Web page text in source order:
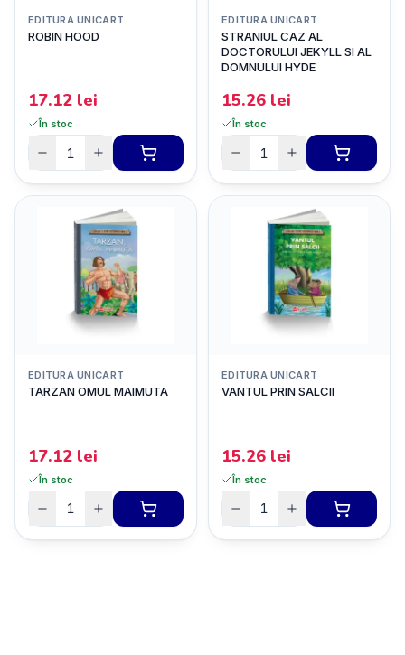
EDITURA UNICART
ROBIN HOOD
17.12 lei
În stoc
EDITURA UNICART
STRANIUL CAZ AL
DOCTORULUI JEKYLL SI AL
DOMNULUI HYDE
15.26 lei
În stoc
EDITURA UNICART
TARZAN OMUL MAIMUTA
17.12 lei
În stoc
EDITURA UNICART
VANTUL PRIN SALCII
15.26 lei
În stoc